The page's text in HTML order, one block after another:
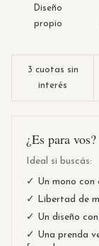
Diseño
propio
3 cuotas sin
interés
¿Es para vos?
Ideal si buscás:
✓ Un mono con
✓ Libertad de
✓ Un diseño
✓ Una prenda